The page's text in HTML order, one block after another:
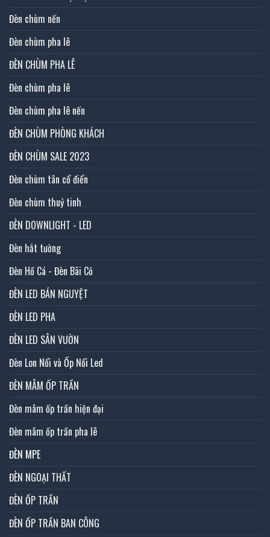
Đèn chùm nến
Đèn chùm pha lê
ĐÈN CHÙM PHA LÊ
Đèn chùm pha lê
Đèn chùm pha lê nến
ĐÈN CHÙM PHÒNG KHÁCH
ĐÈN CHÙM SALE 2023
Đèn chùm tân cổ điển
Đèn chùm thuỷ tinh
ĐÈN DOWNLIGHT - LED
Đèn hắt tường
Đèn Hồ Cá - Đèn Bãi Cỏ
ĐÈN LED BÁN NGUYỆT
ĐÈN LED PHA
ĐÈN LED SÂN VƯỜN
Đèn Lon Nổi và Ốp Nổi Led
ĐÈN MÂM ỐP TRẦN
Đèn mâm ốp trần hiện đại
Đèn mâm ốp trần pha lê
ĐÈN MPE
ĐÈN NGOẠI THẤT
ĐÈN ỐP TRẦN
ĐÈN ỐP TRẦN BAN CÔNG